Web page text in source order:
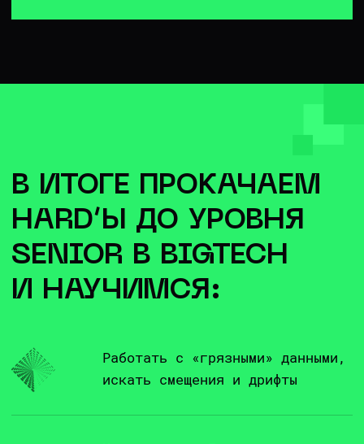
В каждом ДЗ отрабатываем полученные
навыки и решаем задачи, которые
встречаются на работе